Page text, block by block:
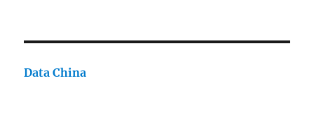
Data China